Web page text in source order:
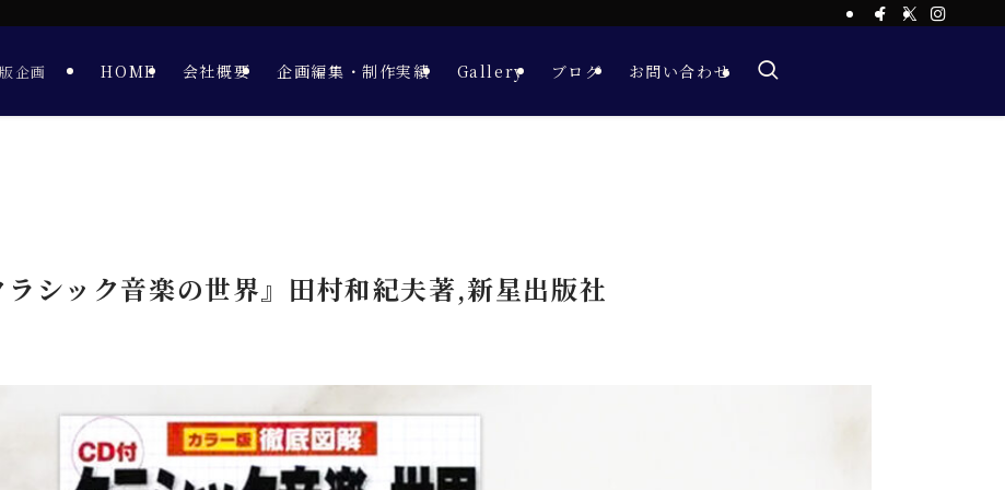
企画 HOME 会社概要 企画編集・制作実績 Gallery ブログ お問い合わせ
ラシック音楽の世界』田村和紀夫著,新星出版社